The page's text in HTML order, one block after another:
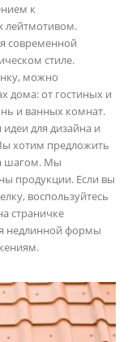
к
лейтмотивом.
современной
стиле.
можно
дома: от гостиных и
и ванных комнат.
для дизайна и
хотим предложить
шагом. Мы
продукции. Если вы
воспользуйтесь
страничке
недлинной формы